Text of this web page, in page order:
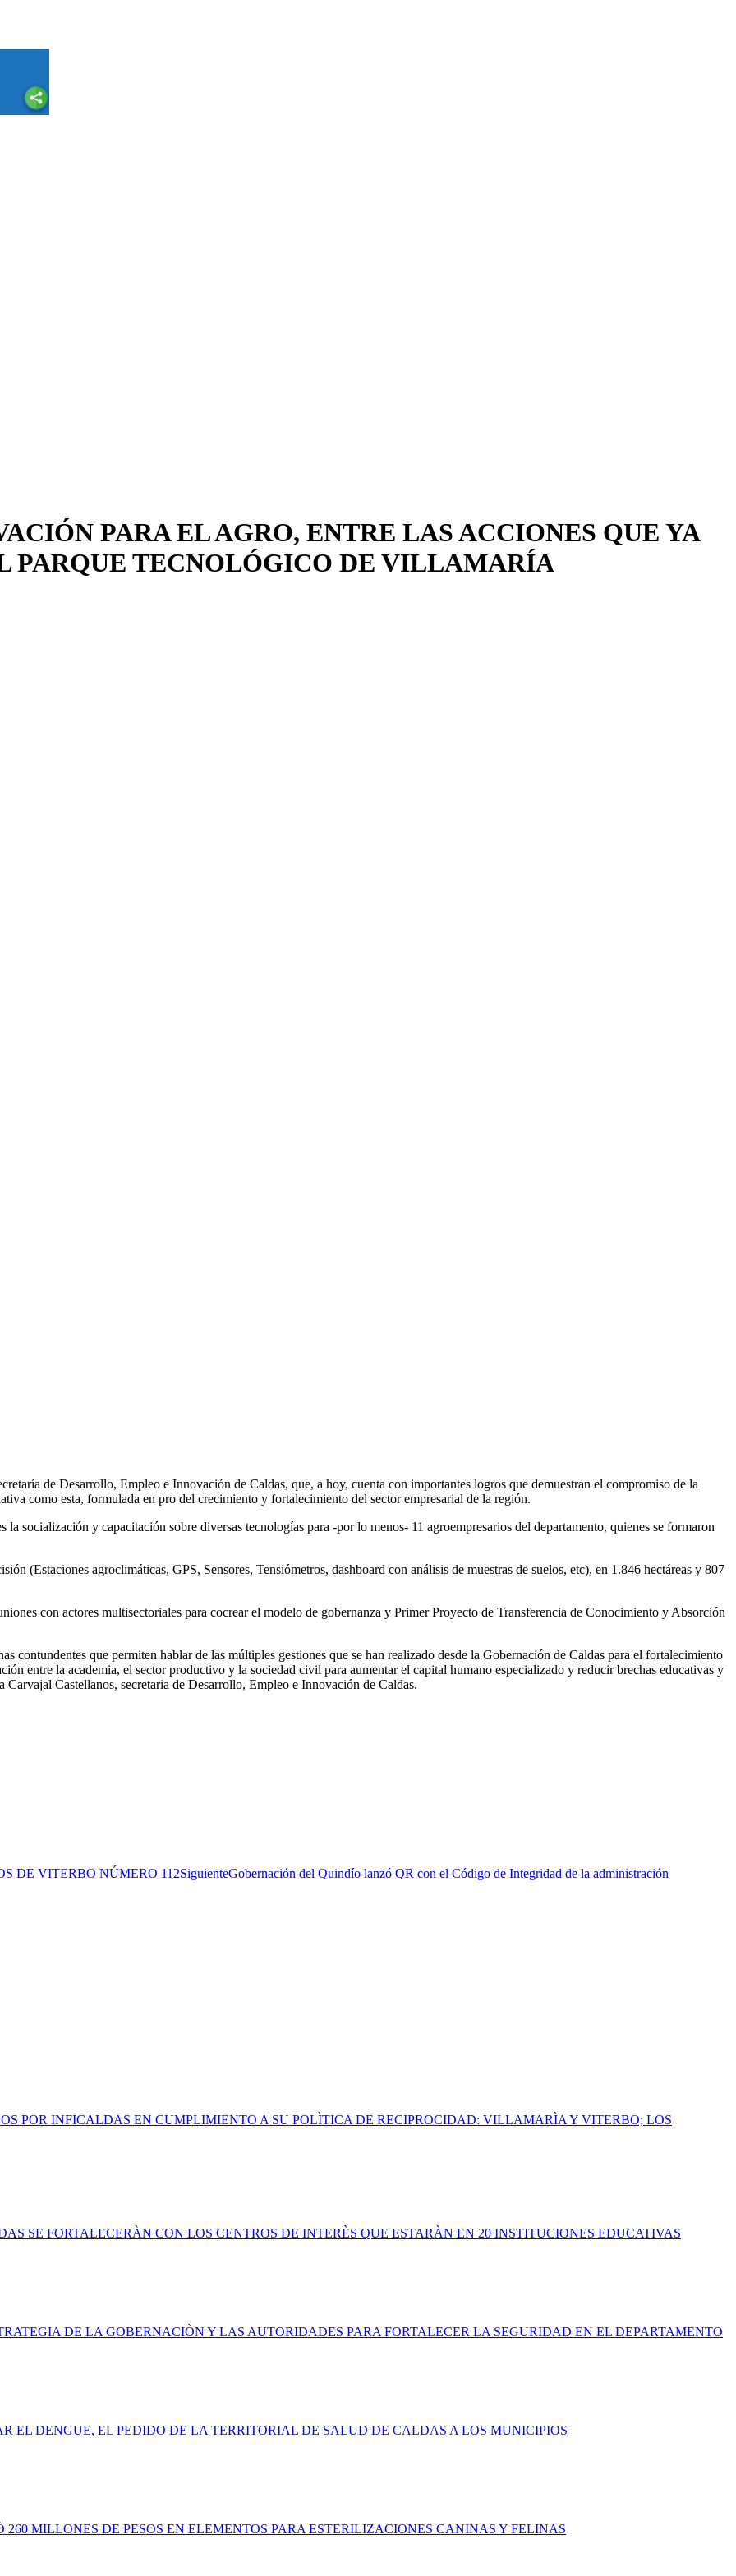
PARA EL AGRO, ENTRE LAS ACCIONES QUE YA
PARQUE TECNOLÓGICO DE VILLAMARÍA
de Desarrollo, Empleo e Innovación de Caldas, que, a hoy, cuenta con importantes logros que demuestran el compromiso de la
como esta, formulada en pro del crecimiento y fortalecimiento del sector empresarial de la región.
socialización y capacitación sobre diversas tecnologías para -por lo menos- 11 agroempresarios del departamento, quienes se formaron
(Estaciones agroclimáticas, GPS, Sensores, Tensiómetros, dashboard con análisis de muestras de suelos, etc), en 1.846 hectáreas y 807
con actores multisectoriales para cocrear el modelo de gobernanza y Primer Proyecto de Transferencia de Conocimiento y Absorción
contundentes que permiten hablar de las múltiples gestiones que se han realizado desde la Gobernación de Caldas para el fortalecimiento
entre la academia, el sector productivo y la sociedad civil para aumentar el capital humano especializado y reducir brechas educativas y
Castellanos, secretaria de Desarrollo, Empleo e Innovación de Caldas.
DE VITERBO NÚMERO 112SiguientePublicación
Gobernación del Quindío lanzó QR con el Código de Integridad de la administración
POR INFICALDAS EN CUMPLIMIENTO A SU POLÌTICA DE RECIPROCIDAD: VILLAMARÌA Y VITERBO; LOS
SE FORTALECERÀN CON LOS CENTROS DE INTERÈS QUE ESTARÀN EN 20 INSTITUCIONES EDUCATIVAS
DE LA GOBERNACIÒN Y LAS AUTORIDADES PARA FORTALECER LA SEGURIDAD EN EL DEPARTAMENTO
EL DENGUE, EL PEDIDO DE LA TERRITORIAL DE SALUD DE CALDAS A LOS MUNICIPIOS
MILLONES DE PESOS EN ELEMENTOS PARA ESTERILIZACIONES CANINAS Y FELINAS